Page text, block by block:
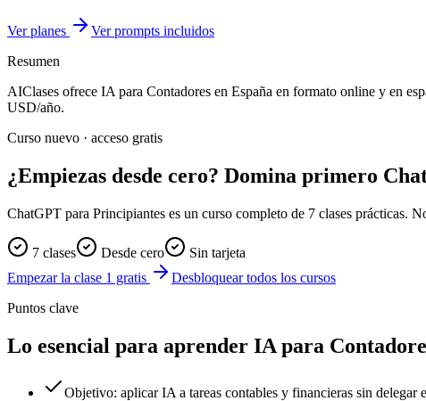
Ver planes
Ver prompts incluidos
Resumen
AIClases ofrece IA para Contadores en España en formato online y en
USD/año.
Curso nuevo · acceso gratis
¿Empiezas desde cero? Domina primero
ChatGPT para Principiantes es un curso completo de 7 clases prácticas.
7 clases Desde cero
Sin tarjeta
Empezar la clase 1 gratis
Desbloquear todos los cursos
Puntos clave
Lo esencial para aprender IA para
Objetivo: aplicar IA a tareas contables y financieras sin delegar